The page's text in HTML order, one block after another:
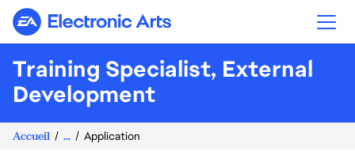
Electronic Arts
Training Specialist, External
Development
Accueil ... Application